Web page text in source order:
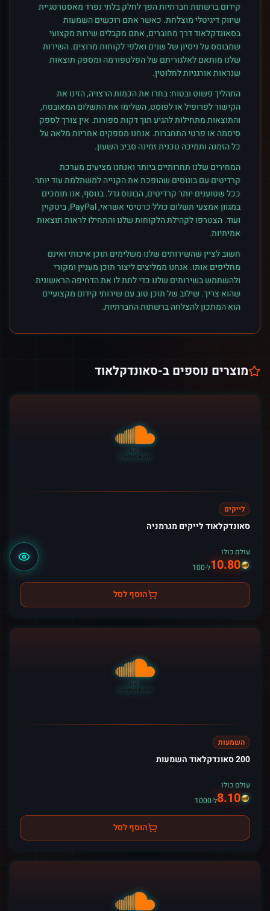
קידום ברשתות חברתיות הפך לחלק בלתי נפרד מאסטרטגיית
שיווק דיגיטלי מוצלחת. כאשר אתם רוכשיםהשמעות
בסאונדקלאודדרך מחוברים, אתם מקבלים שירות מקצועי
שמבוסס על ניסיון של שנים ואלפי לקוחות מרוצים. השירות
שלנו מותאם לאלגוריתם של הפלטפורמה ומספק תוצאות
שנראות אורגניות לחלוטין.
התהליך פשוט ובטוח: בחרו את הכמות הרצויה, הזינו את
הקישור לפרופיל או לפוסט, השלימו את התשלום המאובטח,
והתוצאות מתחילות להגיע תוך דקות ספורות. אין צורך לספק
סיסמה או פרטי התחברות. אנחנו מספקים אחריות מלאה על
כל הזמנה ותמיכה טכנית זמינה סביב השעון.
המחירים שלנו תחרותיים ביותר ואנחנו מציעים מערכת
קרדיטים עם בונוסים שהופכת את הקנייה למשתלמת עוד יותר.
ככל שטוענים יותר קרדיטים, הבונוס גדל. בנוסף, אנו תומכים
במגוון אמצעי תשלום כולל כרטיסי אשראי, PayPal, ביטקוין
ועוד. הצטרפו לקהילת הלקוחות שלנו והתחילו לראות תוצאות
אמיתיות.
חשוב לציין שהשירותים שלנו משלימים תוכן איכותי ואינם
מחליפים אותו. אנחנו ממליצים ליצור תוכן מעניין ומקורי
ולהשתמש בשירותים שלנו כדי לתת לו את הדחיפה הראשונית
שהוא צריך. שילוב של תוכן טוב עם שירותי קידום מקצועיים
הוא המתכון להצלחה ברשתות החברתיות.
מוצרים נוספים ב-סאונדקלאוד
לייקים
סאונדקלאוד לייקים מגרמניה
עולם כולו
10.80ל-100
הוסף לסל
השמעות
200 סאונדקלאוד השמעות
עולם כולו
8.10ל-1000
הוסף לסל